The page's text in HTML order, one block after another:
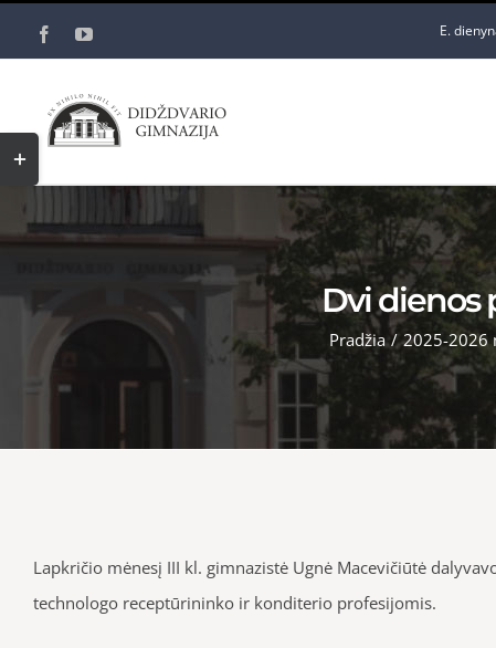
FacebookYouTube E.
Dvi dienos
Pradžia / 2025-2026
Lapkričio mėnesį III kl. gimnazistė Ugnė Macevičiūtė
technologo receptūrininko ir konditerio profesijomis.
Toggle
Sliding